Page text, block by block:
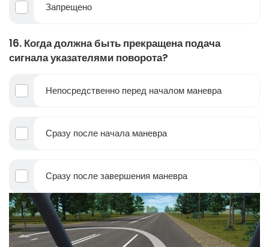
Запрещено
16. Когда должна быть прекращена подача
сигнала указателями поворота?
Непосредственно перед началом маневра
Сразу после начала маневра
Сразу после завершения маневра